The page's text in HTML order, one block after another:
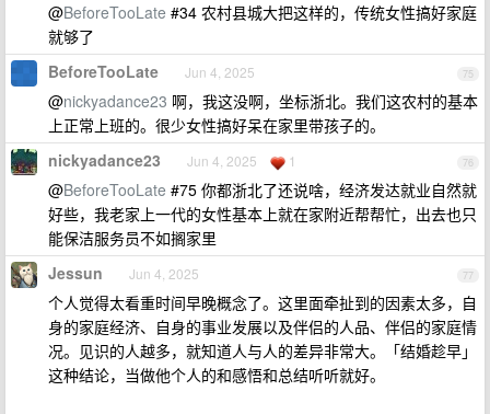
@BeforeTooLate #34 农村县城大把这样的，传统女性搞好家庭
就够了
75
BeforeTooLate Jun 4, 2025
@nickyadance23 啊，我这没啊，坐标浙北。我们这农村的基本
上正常上班的。很少女性搞好呆在家里带孩子的。
76
nickyadance23 Jun 4, 2025 1
@BeforeTooLate #75 你都浙北了还说啥，经济发达就业自然就
好些，我老家上一代的女性基本上就在家附近帮帮忙，出去也只
能保洁服务员不如搁家里
77
Jessun Jun 4, 2025
个人觉得太看重时间早晚概念了。这里面牵扯到的因素太多，自
身的家庭经济、自身的事业发展以及伴侣的人品、伴侣的家庭情
况。见识的人越多，就知道人与人的差异非常大。「结婚趁早」
这种结论，当做他个人的和感悟和总结听听就好。